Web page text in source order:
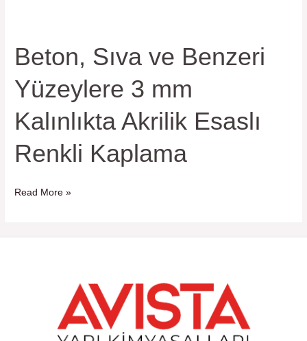
Beton, Sıva ve Benzeri
Yüzeylere 3 mm
Kalınlıkta Akrilik Esaslı
Renkli Kaplama
Beton,
Sıva
ve
Benzeri
Yüzeylere
mm
Kaplama
Read More »